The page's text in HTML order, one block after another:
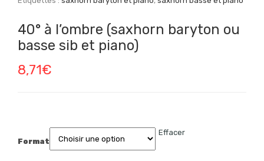
40° à l’ombre (saxhorn baryton ou
basse sib et piano)
8,71€
Format
Effacer